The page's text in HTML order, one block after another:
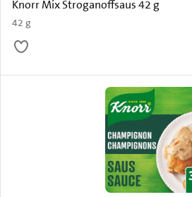
Knorr Mix Stroganoffsaus 42 g
42 g